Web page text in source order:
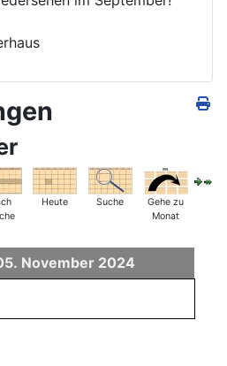
Heute Suche
Gehe zu
Monat
November 2024